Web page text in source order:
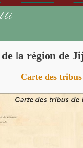
la région de
Carte des